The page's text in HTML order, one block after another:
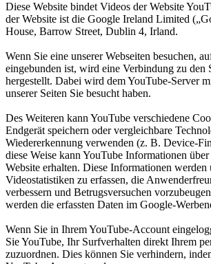
Diese Website bindet Videos der Website
der Website ist die Google Ireland Limited
House, Barrow Street, Dublin 4, Irland.
Wenn Sie eine unserer Webseiten besuchen,
eingebunden ist, wird eine Verbindung zu den
hergestellt. Dabei wird dem YouTube-Server
unserer Seiten Sie besucht haben.
Des Weiteren kann YouTube verschiedene
Endgerät speichern oder vergleichbare
Wiedererkennung verwenden (z. B. Device-
diese Weise kann YouTube Informationen
Website erhalten. Diese Informationen werden
Videostatistiken zu erfassen, die
verbessern und Betrugsversuchen
werden die erfassten Daten im Google-
Wenn Sie in Ihrem YouTube-Account
Sie YouTube, Ihr Surfverhalten direkt Ihrem
zuzuordnen. Dies können Sie verhindern,